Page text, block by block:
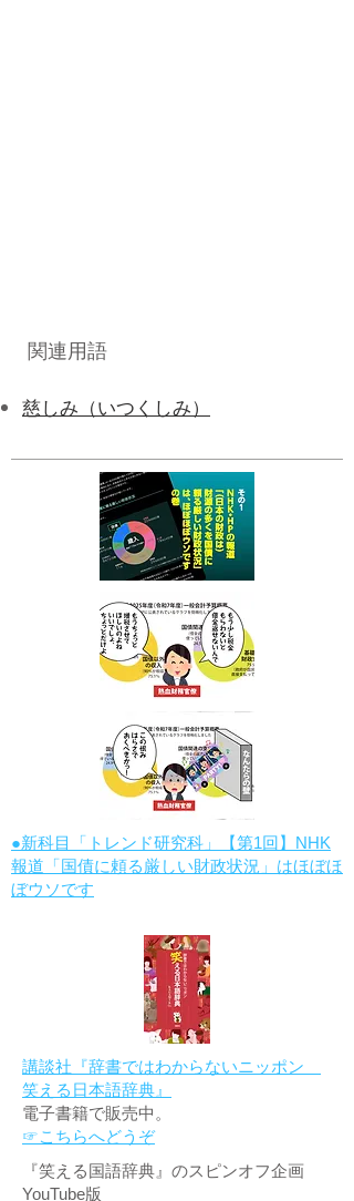
関連用語
慈しみ（いつくしみ）
●新科目「トレンド研究科」【第1回】NHK
報道「国債に頼る厳しい財政状況」はほぼほ
ぼウソです
講談社『辞書ではわからないニッポン
笑える日本語辞典』
電子書籍で販売中。
☞こちらへどうぞ
『笑える国語辞典』のスピンオフ企画
YouTube版